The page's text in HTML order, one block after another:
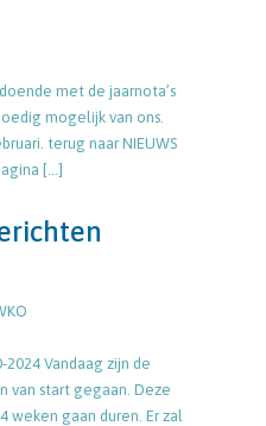
met de jaarnota’s
mogelijk van ons.
terug naar NIEUWS
[…]
2024 Vandaag zijn de
van start gegaan. Deze
weken gaan duren. Er zal